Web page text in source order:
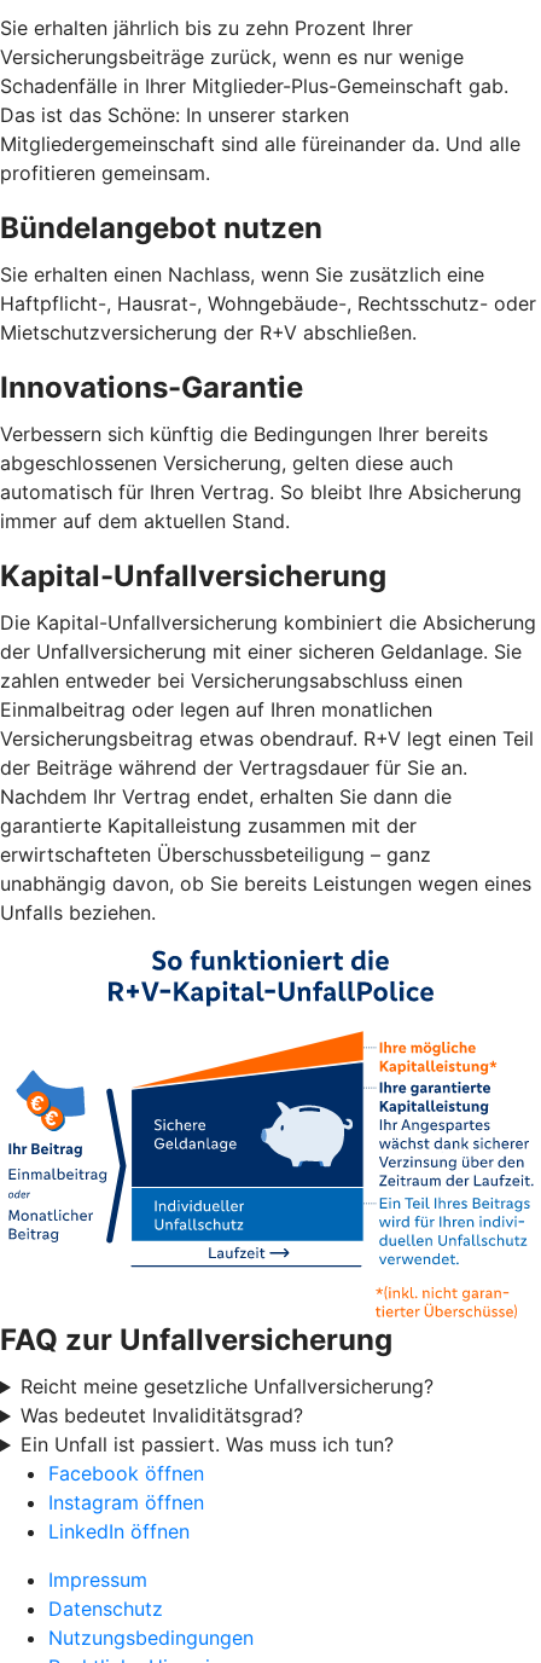
Sie erhalten jährlich bis zu zehn Prozent Ihrer
Versicherungsbeiträge zurück, wenn es nur wenige
Schadenfälle in Ihrer Mitglieder-Plus-Gemeinschaft gab.
Das ist das Schöne: In unserer starken
Mitgliedergemeinschaft sind alle füreinander da. Und alle
profitieren gemeinsam.
Bündelangebot nutzen
Sie erhalten einen Nachlass, wenn Sie zusätzlich eine
Haftpflicht-, Hausrat-, Wohngebäude-, Rechtsschutz- oder
Mietschutzversicherung der R+V abschließen.
Innovations-Garantie
Verbessern sich künftig die Bedingungen Ihrer bereits
abgeschlossenen Versicherung, gelten diese auch
automatisch für Ihren Vertrag. So bleibt Ihre Absicherung
immer auf dem aktuellen Stand.
Kapital-Unfallversicherung
Die Kapital-Unfallversicherung kombiniert die Absicherung
der Unfallversicherung mit einer sicheren Geldanlage. Sie
zahlen entweder bei Versicherungsabschluss einen
Einmalbeitrag oder legen auf Ihren monatlichen
Versicherungsbeitrag etwas obendrauf. R+V legt einen Teil
der Beiträge während der Vertragsdauer für Sie an.
Nachdem Ihr Vertrag endet, erhalten Sie dann die
garantierte Kapitalleistung zusammen mit der
erwirtschafteten Überschussbeteiligung – ganz
unabhängig davon, ob Sie bereits Leistungen wegen eines
Unfalls beziehen.
FAQ zur Unfallversicherung
Reicht meine gesetzliche Unfallversicherung?
Was bedeutet Invaliditätsgrad?
Ein Unfall ist passiert. Was muss ich tun?
Facebook öffnen
Instagram öffnen
LinkedIn öffnen
Impressum
Datenschutz
Nutzungsbedingungen